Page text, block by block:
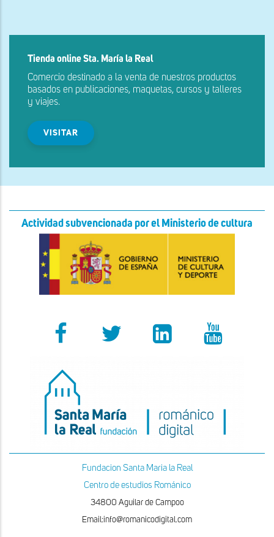
Tienda online Sta. María la Real
Comercio destinado a la venta de nuestros productos
basados en publicaciones, maquetas, cursos y talleres
y viajes.
VISITAR
Actividad subvencionada por el Ministerio de cultura
Fundacion Santa Maria la Real
Centro de estudios Románico
34800 Aguilar de Campoo
Email:info@romanicodigital.com